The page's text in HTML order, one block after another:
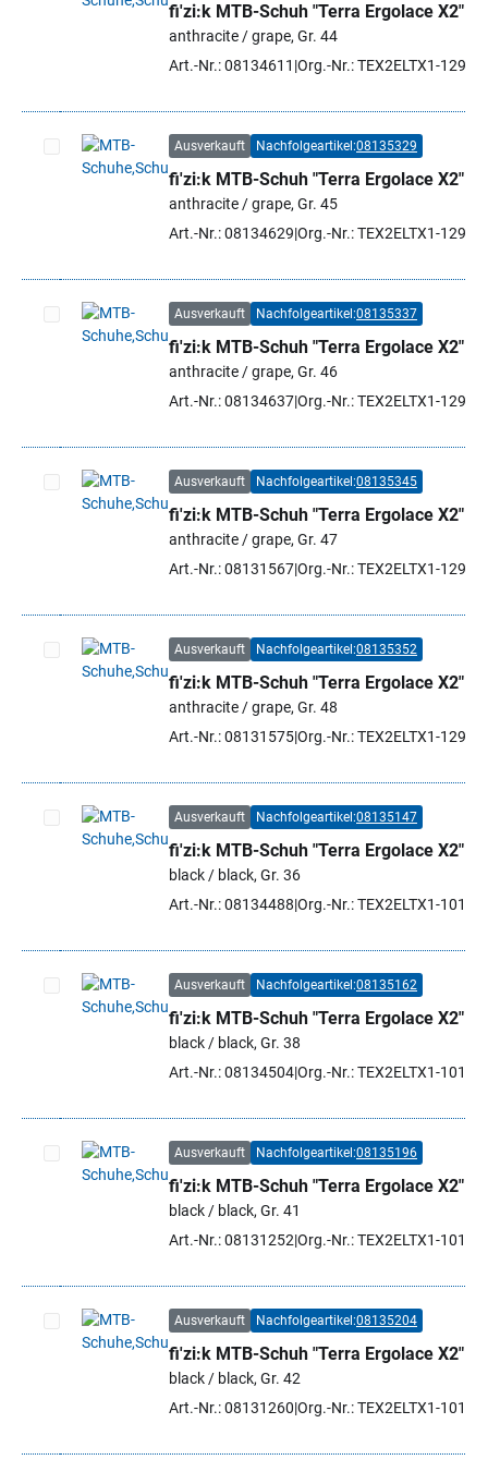
Artikel auswählen
fi'zi:k MTB-Schuh "Terra Ergolace X2"
anthracite / grape, Gr. 44
Art.-Nr.: 08134611 Org.-Nr.: TEX2ELTX1-1298
Artikel auswählen
Ausverkauft Nachfolgeartikel:08135329
fi'zi:k MTB-Schuh "Terra Ergolace X2"
anthracite / grape, Gr. 45
Art.-Nr.: 08134629 Org.-Nr.: TEX2ELTX1-1298
Artikel auswählen
Ausverkauft Nachfolgeartikel:08135337
fi'zi:k MTB-Schuh "Terra Ergolace X2"
anthracite / grape, Gr. 46
Art.-Nr.: 08134637Org.-Nr.: TEX2ELTX1-1298
Artikel auswählen
Ausverkauft Nachfolgeartikel:08135345
fi'zi:k MTB-Schuh "Terra Ergolace X2"
anthracite / grape, Gr. 47
Art.-Nr.: 08131567Org.-Nr.: TEX2ELTX1-1298
Artikel auswählen
Ausverkauft Nachfolgeartikel:08135352
fi'zi:k MTB-Schuh "Terra Ergolace X2"
anthracite / grape, Gr. 48
Art.-Nr.: 08131575Org.-Nr.: TEX2ELTX1-1298
Artikel auswählen
Ausverkauft Nachfolgeartikel:08135147
fi'zi:k MTB-Schuh "Terra Ergolace X2"
black / black, Gr. 36
Art.-Nr.: 08134488 Org.-Nr.: TEX2ELTX1-1010
Artikel auswählen
Ausverkauft Nachfolgeartikel:08135162
fi'zi:k MTB-Schuh "Terra Ergolace X2"
black / black, Gr. 38
Art.-Nr.: 08134504Org.-Nr.: TEX2ELTX1-1010
Artikel auswählen
Ausverkauft Nachfolgeartikel:08135196
fi'zi:k MTB-Schuh "Terra Ergolace X2"
black / black, Gr. 41
Art.-Nr.: 08131252 Org.-Nr.: TEX2ELTX1-1010
Artikel auswählen
Ausverkauft Nachfolgeartikel:08135204
fi'zi:k MTB-Schuh "Terra Ergolace X2"
black / black, Gr. 42
Art.-Nr.: 08131260 Org.-Nr.: TEX2ELTX1-1010